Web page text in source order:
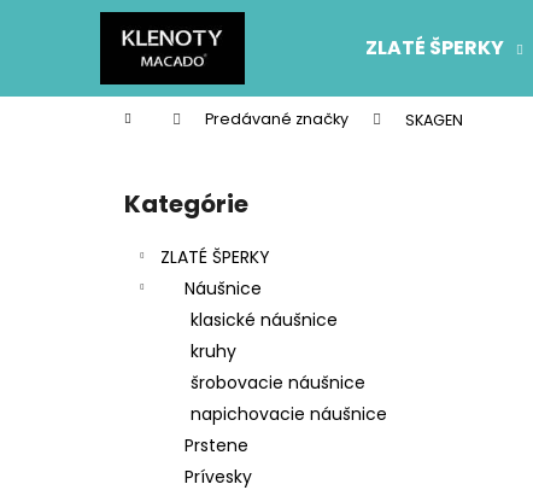
ZLATÉ ŠPERKY
Domov Predávané značky SKAGEN
Preskočiť
kategórie
Kategórie
ZLATÉ ŠPERKY
Náušnice
klasické náušnice
kruhy
šrobovacie náušnice
napichovacie náušnice
Prstene
Prívesky
í
do
do